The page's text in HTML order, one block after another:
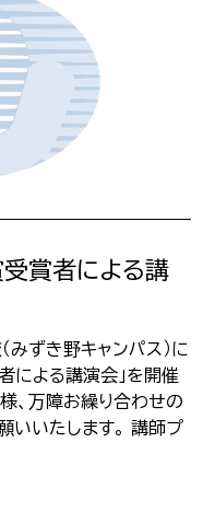
賞者による講
ずき野キャンパス）に
による講演会」を開催
、万障お繰り合わせの
いいたします。 講師プ